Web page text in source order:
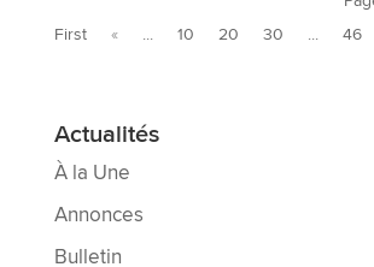
First
« ... 10 20 30 ... 46
Actualités
À la Une
Annonces
Bulletin